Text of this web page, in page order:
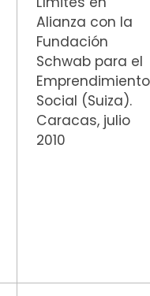
Alianza con la
Fundación
Schwab para el
Emprendimiento
Social (Suiza).
Caracas, julio
2010